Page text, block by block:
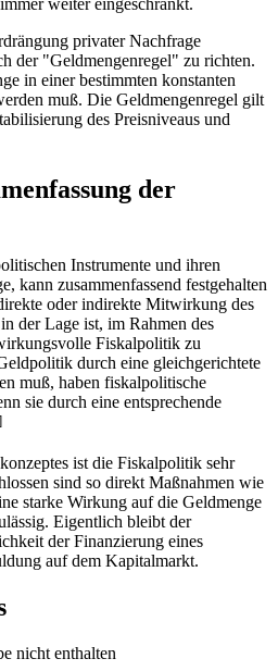
weiter eingeschränkt.
privater Nachfrage
der "Geldmengenregel" zu richten.
in einer bestimmten konstanten
muß. Die Geldmengenregel gilt
des Preisniveaus und
der
Instrumente und ihren
kann zusammenfassend festgehalten
oder indirekte Mitwirkung des
der Lage ist, im Rahmen des
Fiskalpolitik zu
durch eine gleichgerichtete
muß, haben fiskalpolitische
sie durch eine entsprechende
ist die Fiskalpolitik sehr
sind so direkt Maßnahmen wie
starke Wirkung auf die Geldmenge
Eigentlich bleibt der
der Finanzierung eines
auf dem Kapitalmarkt.
nicht enthalten